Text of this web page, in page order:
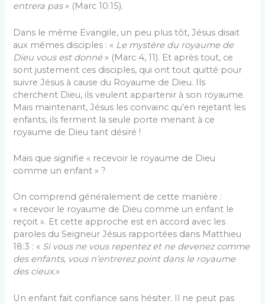
entrera pas» (Marc 10:15).
Dans le même Evangile, un peu plus tôt, Jésus disait
aux mêmes disciples : « Le mystère du royaume de
Dieu vous est donné» (Marc 4, 11). Et après tout, ce
sont justement ces disciples, qui ont tout quitté pour
suivre Jésus à cause du Royaume de Dieu. Ils
cherchent Dieu, ils veulent appartenir à son royaume.
Mais maintenant, Jésus les convainc qu’en rejetant les
enfants, ils ferment la seule porte menant à ce
royaume de Dieu tant désiré !
Mais que signifie « recevoir le royaume de Dieu
comme un enfant » ?
On comprend généralement de cette manière :
« recevoir le royaume de Dieu comme un enfant le
reçoit ». Et cette approche est en accord avec les
paroles du Seigneur Jésus rapportées dans Matthieu
18:3 : « Si vous ne vous repentez et ne devenez comme
des enfants, vous n’entrerez point dans le royaume
des cieux.»
Un enfant fait confiance sans hésiter. Il ne peut pas